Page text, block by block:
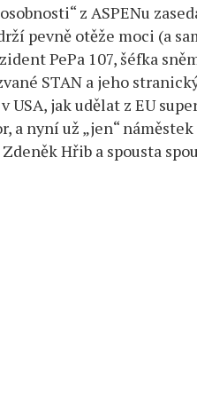
z ASPENu
pevně otěže moci (a
PePa 107, šéfka
STAN a jeho
USA, jak udělat z EU
a nyní už „jen“
Hřib a spousta